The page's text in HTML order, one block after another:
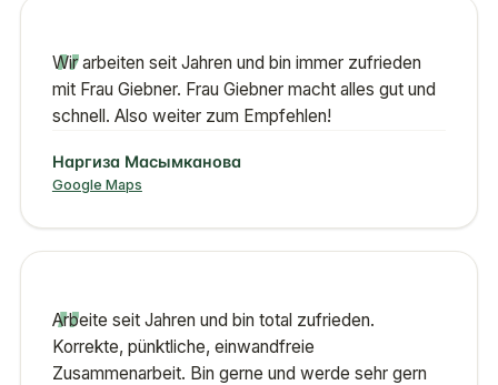
„
Wir arbeiten seit Jahren und bin immer zufrieden
mit Frau Giebner. Frau Giebner macht alles gut und
schnell. Also weiter zum Empfehlen!
Наргиза Масымканова
Google Maps
„
Arbeite seit Jahren und bin total zufrieden.
Korrekte, pünktliche, einwandfreie
Zusammenarbeit. Bin gerne und werde sehr gern